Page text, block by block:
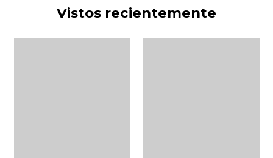
Vistos recientemente